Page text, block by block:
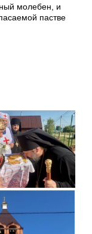
молебен, и
пастве